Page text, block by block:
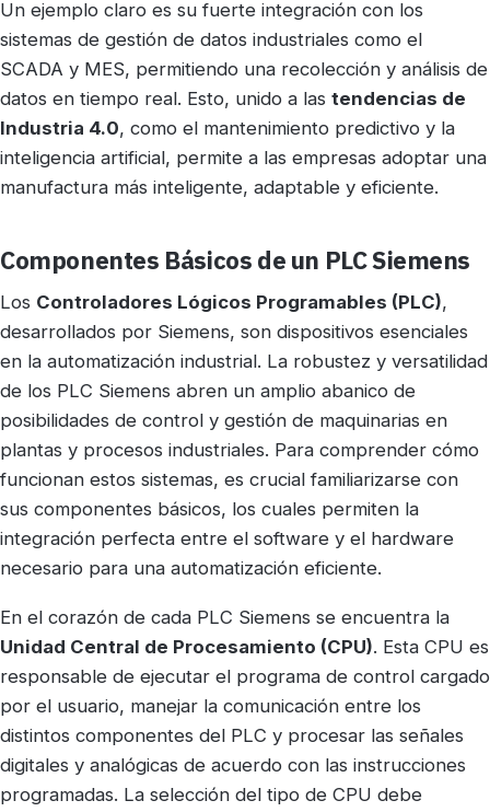
Un ejemplo claro es su fuerte integración con los
sistemas de gestión de datos industriales como el
SCADA y MES, permitiendo una recolección y análisis de
datos en tiempo real. Esto, unido a las tendencias de
Industria 4.0, como el mantenimiento predictivo y la
inteligencia artificial, permite a las empresas adoptar una
manufactura más inteligente, adaptable y eficiente.
Componentes Básicos de un PLC Siemens
Los Controladores Lógicos Programables (PLC),
desarrollados por Siemens, son dispositivos esenciales
en la automatización industrial. La robustez y versatilidad
de los PLC Siemens abren un amplio abanico de
posibilidades de control y gestión de maquinarias en
plantas y procesos industriales. Para comprender cómo
funcionan estos sistemas, es crucial familiarizarse con
sus componentes básicos, los cuales permiten la
integración perfecta entre el software y el hardware
necesario para una automatización eficiente.
En el corazón de cada PLC Siemens se encuentra la
Unidad Central de Procesamiento (CPU). Esta CPU es
responsable de ejecutar el programa de control cargado
por el usuario, manejar la comunicación entre los
distintos componentes del PLC y procesar las señales
digitales y analógicas de acuerdo con las instrucciones
programadas. La selección del tipo de CPU debe